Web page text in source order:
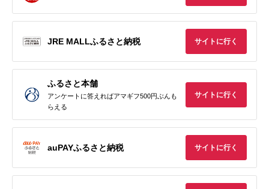
JRE MALLふるさと納税 サイトに行く
ふるさと本舗
アンケートに答えればアマギフ500円ぶんも
らえる
サイトに行く
auPAYふるさと納税 サイトに行く